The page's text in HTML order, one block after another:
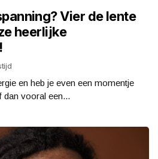
Vier de lente
heerlijke
en heb je even een momentje
dan vooral een...